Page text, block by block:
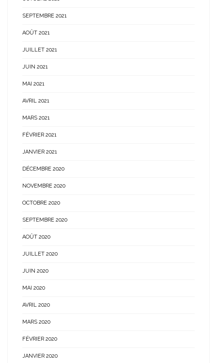
SEPTEMBRE 2021
AOÛT 2021
JUILLET 2021
JUIN 2021
MAI 2021
AVRIL 2021
MARS 2021
FÉVRIER 2021
JANVIER 2021
DÉCEMBRE 2020
NOVEMBRE 2020
OCTOBRE 2020
SEPTEMBRE 2020
AOÛT 2020
JUILLET 2020
JUIN 2020
MAI 2020
AVRIL 2020
MARS 2020
FÉVRIER 2020
JANVIER 2020